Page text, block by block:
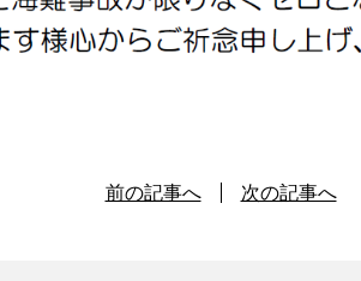
前の記事へ 次の記事へ